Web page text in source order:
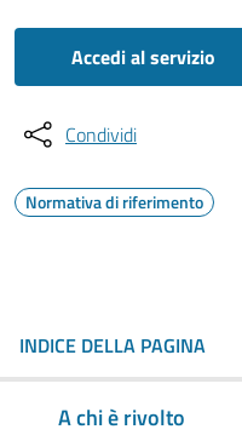
Accedi al servizio
Condividi
Normativa di riferimento
INDICE DELLA PAGINA
A chi è rivolto